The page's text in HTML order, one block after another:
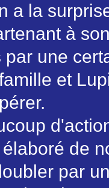
a la
à
par une
et
de
par